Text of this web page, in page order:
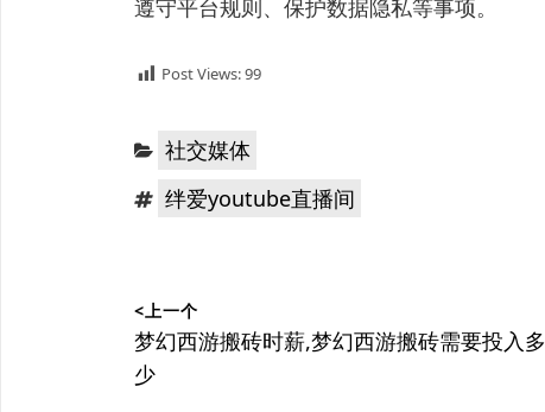
遵守平台规则、保护数据隐私等事项。
Post Views:99
分 社交媒体
标 绊爱youtube直播间
章
导
<上一个
上
篇
梦幻西游搬砖时薪,梦幻西游搬砖需要投入多
少